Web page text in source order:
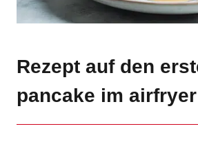
Rezept auf den
pancake im airfryer